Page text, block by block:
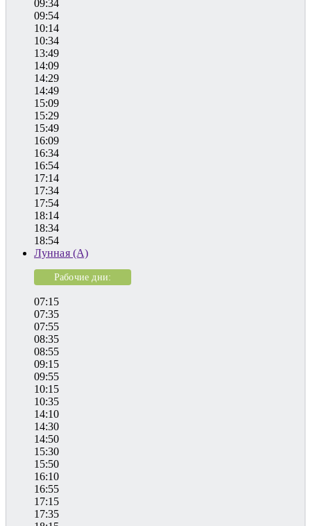
09:34
09:54
10:14
10:34
13:49
14:09
14:29
14:49
15:09
15:29
15:49
16:09
16:34
16:54
17:14
17:34
17:54
18:14
18:34
18:54
Лунная (А)
Рабочие дни:
07:15
07:35
07:55
08:35
08:55
09:15
09:55
10:15
10:35
14:10
14:30
14:50
15:30
15:50
16:10
16:55
17:15
17:35